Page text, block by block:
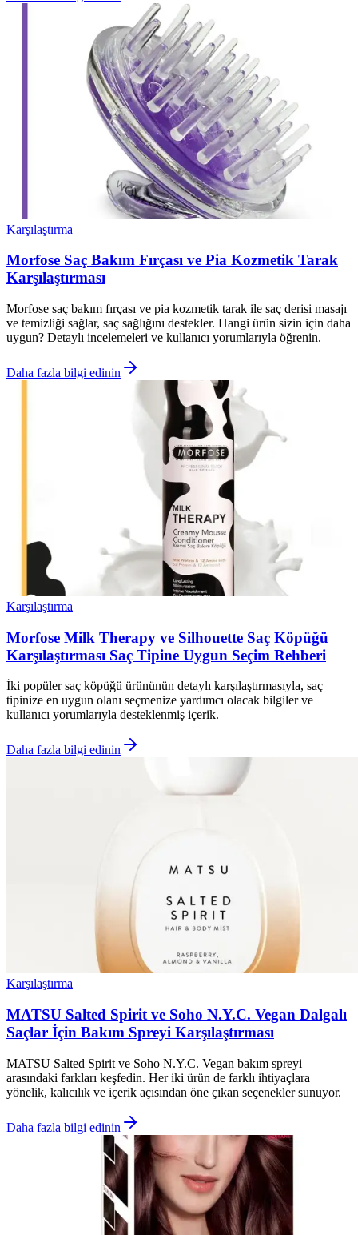
Karşılaştırma
Morfose Saç Bakım Fırçası ve Pia Kozmetik Tarak
Karşılaştırması
Morfose saç bakım fırçası ve pia kozmetik tarak ile saç derisi masajı
ve temizliği sağlar, saç sağlığını destekler. Hangi ürün sizin için daha
uygun? Detaylı incelemeleri ve kullanıcı yorumlarıyla öğrenin.
Daha fazla bilgi edinin
Karşılaştırma
Morfose Milk Therapy ve Silhouette Saç Köpüğü
Karşılaştırması Saç Tipine Uygun Seçim Rehberi
İki popüler saç köpüğü ürününün detaylı karşılaştırmasıyla, saç
tipinize en uygun olanı seçmenize yardımcı olacak bilgiler ve
kullanıcı yorumlarıyla desteklenmiş içerik.
Daha fazla bilgi edinin
Karşılaştırma
MATSU Salted Spirit ve Soho N.Y.C. Vegan Dalgalı
Saçlar İçin Bakım Spreyi Karşılaştırması
MATSU Salted Spirit ve Soho N.Y.C. Vegan bakım spreyi
arasındaki farkları keşfedin. Her iki ürün de farklı ihtiyaçlara
yönelik, kalıcılık ve içerik açısından öne çıkan seçenekler sunuyor.
Daha fazla bilgi edinin